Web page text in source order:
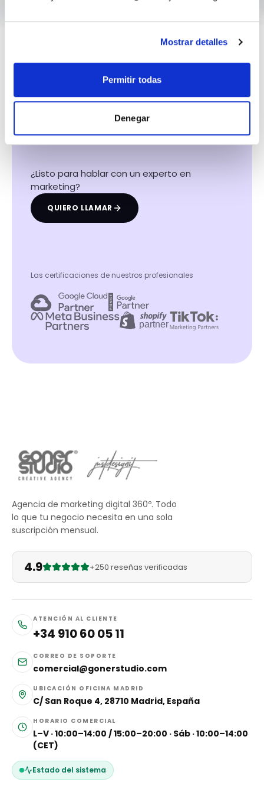
Mostrar detalles
Permitir todas
Denegar
Hacemos que tu
negocio crezca con el
marketing digital
¿Listo para hablar con un experto en
marketing?
QUIERO LLAMAR
Las certificaciones de nuestros profesionales
Agencia de marketing digital 360º. Todo
lo que tu negocio necesita en una sola
suscripción mensual.
4.9 +250 reseñas verificadas
ATENCIÓN AL CLIENTE
+34 910 60 05 11
CORREO DE SOPORTE
comercial@gonerstudio.com
UBICACIÓN OFICINA MADRID
C/ San Roque 4, 28710 Madrid, España
HORARIO COMERCIAL
L–V · 10:00–14:00 / 15:00–20:00 · Sáb · 10:00–14:00
(CET)
Estado del sistema